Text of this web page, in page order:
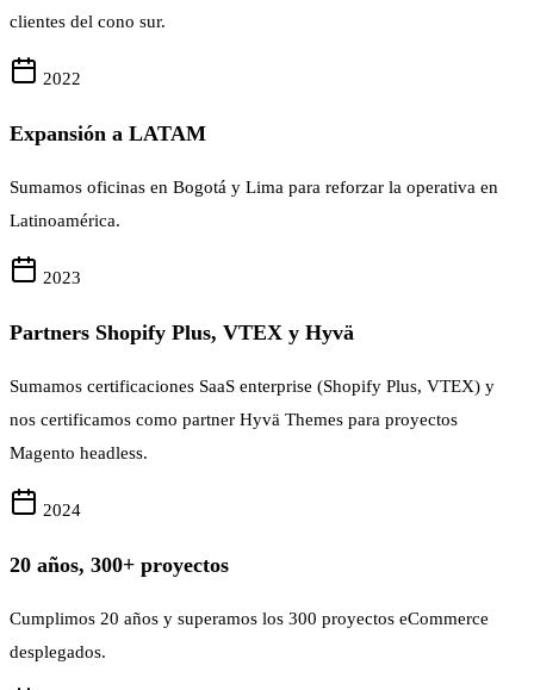
clientes del cono sur.
2022
Expansión a LATAM
Sumamos oficinas en Bogotá y Lima para reforzar la operativa en
Latinoamérica.
2023
Partners Shopify Plus, VTEX y Hyvä
Sumamos certificaciones SaaS enterprise (Shopify Plus, VTEX) y
nos certificamos como partner Hyvä Themes para proyectos
Magento headless.
2024
20 años, 300+ proyectos
Cumplimos 20 años y superamos los 300 proyectos eCommerce
desplegados.